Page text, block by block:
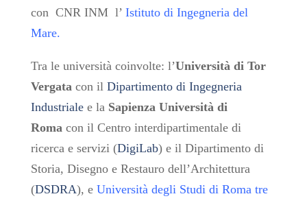
con CNR INMl’ Istituto di Ingegneria del
Mare.
Tra le università coinvolte: l’Università di Tor
Vergatacon il Dipartimento di Ingegneria
Industriale e la Sapienza Università di
Romacon il Centro interdipartimentale di
ricerca e servizi (DigiLab) e il Dipartimento di
Storia, Disegno e Restauro dell’Architettura
(DSDRA), e Università degli Studi di Roma tre